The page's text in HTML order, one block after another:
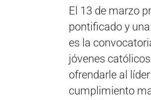
El 13 de marzo
pontificado y
es la
jóvenes
ofrendarle al
cumplimiento